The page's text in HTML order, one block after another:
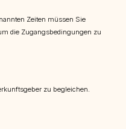
Zeiten müssen Sie
die Zugangsbedingungen zu
zu begleichen.